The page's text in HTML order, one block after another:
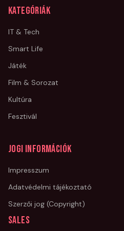
Kategóriák
IT & Tech
Smart Life
Játék
Film & Sorozat
Kultúra
Fesztivál
Jogi információk
Impresszum
Adatvédelmi tájékoztató
Szerzői jog (Copyright)
Sales